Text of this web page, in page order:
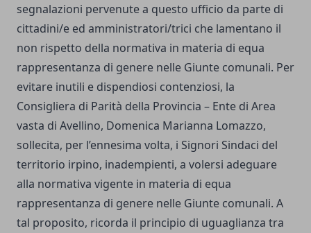
segnalazioni pervenute a questo ufficio da parte di
cittadini/e ed amministratori/trici che lamentano il
non rispetto della normativa in materia di equa
rappresentanza di genere nelle Giunte comunali. Per
evitare inutili e dispendiosi contenziosi, la
Consigliera di Parità della Provincia – Ente di Area
vasta di Avellino, Domenica Marianna Lomazzo,
sollecita, per l’ennesima volta, i Signori Sindaci del
territorio irpino, inadempienti, a volersi adeguare
alla normativa vigente in materia di equa
rappresentanza di genere nelle Giunte comunali. A
tal proposito, ricorda il principio di uguaglianza tra